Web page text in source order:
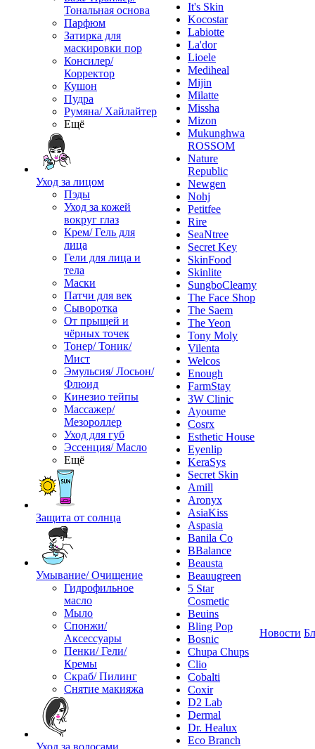
Тональная основа
Парфюм
Затирка для
маскировки пор
Консилер/
Корректор
Кушон
Пудра
Румяна/ Хайлайтер
Ещё
Уход за лицом
Пэды
Уход за кожей
вокруг глаз
Крем/ Гель для
лица
Гели для лица и
тела
Маски
Патчи для век
Сыворотка
От прыщей и
чёрных точек
Тонер/ Тоник/
Мист
Эмульсия/ Лосьон/
Флюид
Кинезио тейпы
Массажер/
Мезороллер
Уход для губ
Эссенция/ Масло
Ещё
Защита от солнца
Умывание/ Очищение
Гидрофильное
масло
Мыло
Спонжи/
Аксессуары
Пенки/ Гели/
Кремы
Скраб/ Пилинг
Снятие макияжа
Уход за волосами
It's Skin
Kocostar
Labiotte
La'dor
Lioele
Mediheal
Mijin
Milatte
Missha
Mizon
Mukunghwa
ROSSOM
Nature
Republic
Newgen
Nohj
Petitfee
Rire
SeaNtree
Secret Key
SkinFood
Skinlite
SungboCleamy
The Face Shop
The Saem
The Yeon
Tony Moly
Vilenta
Welcos
Enough
FarmStay
3W Clinic
Ayoume
Cosrx
Esthetic House
Eyenlip
KeraSys
Secret Skin
Amill
Aronyx
AsiaKiss
Aspasia
Banila Co
BBalance
Beausta
Beauugreen
5 Star
Cosmetic
Beuins
Bling Pop
Bosnic
Chupa Chups
Clio
Cobalti
Coxir
D2 Lab
Dermal
Dr. Healux
Eco Branch
Новости